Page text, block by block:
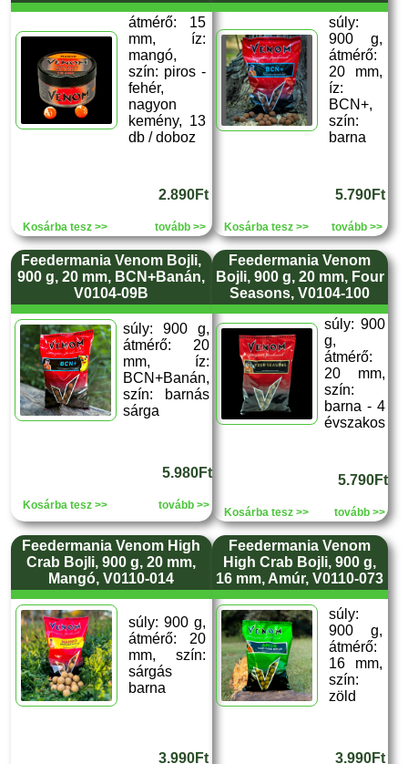
átmérő: 15
mm, íz:
mangó,
szín: piros -
fehér,
nagyon
kemény, 13
db / doboz
2.890Ft
Kosárba tesz >> tovább >>
súly:
900 g,
átmérő:
20 mm,
íz:
BCN+,
szín:
barna
5.790Ft
Kosárba tesz >> tovább >>
Feedermania Venom Bojli,
900 g, 20 mm, BCN+Banán,
V0104-09B
súly: 900 g,
átmérő: 20
mm, íz:
BCN+Banán,
szín: barnás
sárga
5.980Ft
Kosárba tesz >> tovább >>
Feedermania Venom
Bojli, 900 g, 20 mm, Four
Seasons, V0104-100
súly: 900
g,
átmérő:
20 mm,
szín:
barna - 4
évszakos
5.790Ft
Kosárba tesz >> tovább >>
Feedermania Venom High
Crab Bojli, 900 g, 20 mm,
Mangó, V0110-014
súly: 900 g,
átmérő: 20
mm, szín:
sárgás
barna
3.990Ft
Feedermania Venom
High Crab Bojli, 900 g,
16 mm, Amúr, V0110-073
súly:
900 g,
átmérő:
16 mm,
szín:
zöld
3.990Ft